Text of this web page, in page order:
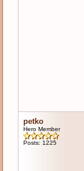
petko
Hero Member
Posts: 1225